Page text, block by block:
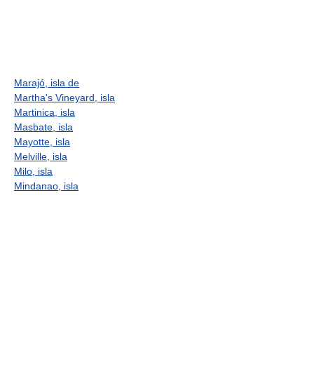
Marajó, isla de
Martha's Vineyard, isla
Martinica, isla
Masbate, isla
Mayotte, isla
Melville, isla
Milo, isla
Mindanao, isla